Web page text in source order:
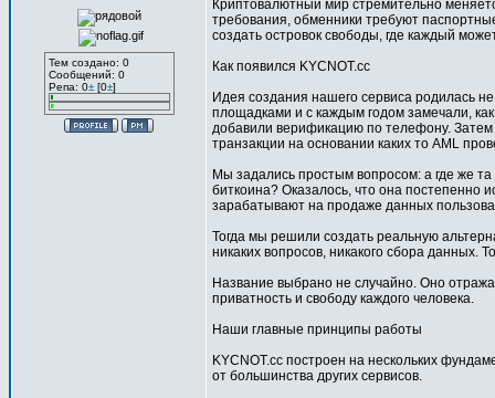
Тем создано: 0
Сообщений: 0
Репа: 0±[0±]
Криптовалютный мир стремительно
требования, обменники требуют
создать островок свободы, где каждый
Как появился KYCNOT.cc
Идея создания нашего сервиса родилась
площадками и с каждым годом замечали,
добавили верификацию по телефону.
транзакции на основании каких то AML
Мы задались простым вопросом: а где же
биткоина? Оказалось, что она постепенно
зарабатывают на продаже данных
Тогда мы решили создать реальную
никаких вопросов, никакого сбора
Название выбрано не случайно. Оно
приватность и свободу каждого человека.
Наши главные принципы работы
KYCNOT.cc построен на нескольких
от большинства других сервисов.